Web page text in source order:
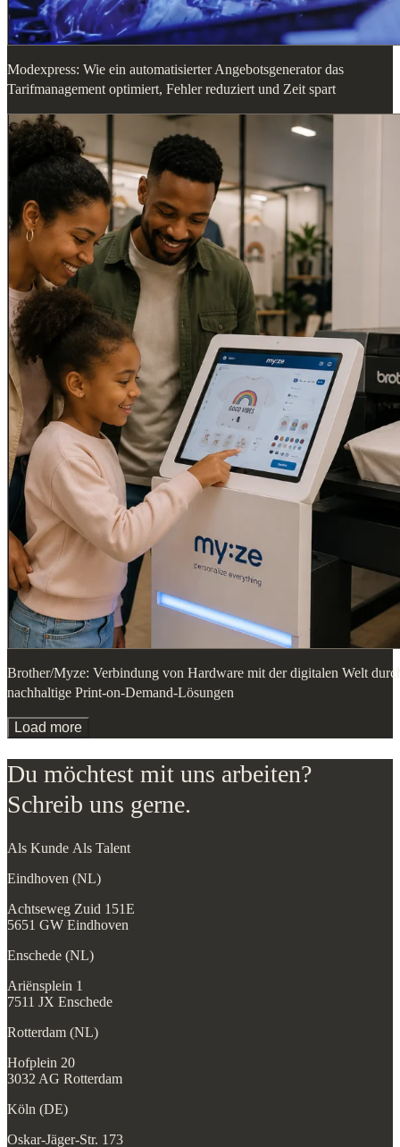
Modexpress: Wie ein automatisierter Angebotsgenerator das
Tarifmanagement optimiert, Fehler reduziert und Zeit spart
Brother/Myze: Verbindung von Hardware mit der digitalen Welt
nachhaltige Print-on-Demand-Lösungen
Load more
Du möchtest mit uns arbeiten?
Schreib uns gerne.
Als Kunde Als Talent
Eindhoven (NL)
Achtseweg Zuid 151E
5651 GW Eindhoven
Enschede (NL)
Ariënsplein 1
7511 JX Enschede
Rotterdam (NL)
Hofplein 20
3032 AG Rotterdam
Köln (DE)
Oskar-Jäger-Str. 173